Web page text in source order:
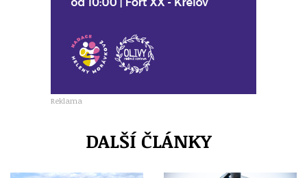
Reklama
DALŠÍ ČLÁNKY